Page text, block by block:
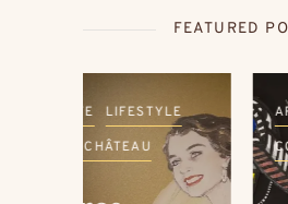
FEATURED
ARTISTES - PEINTRES
COUPS DE ❤
INSOLITE